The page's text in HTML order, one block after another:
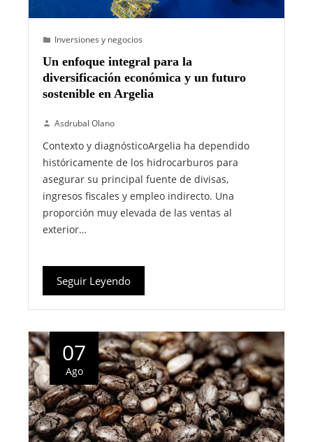
Inversiones y negocios
Un enfoque integral para la
diversificación económica y un futuro
sostenible en Argelia
Asdrubal Olano
Contexto y diagnósticoArgelia ha dependido
históricamente de los hidrocarburos para
asegurar su principal fuente de divisas,
ingresos fiscales y empleo indirecto. Una
proporción muy elevada de las ventas al
exterior…
Seguir Leyendo
07
Ago